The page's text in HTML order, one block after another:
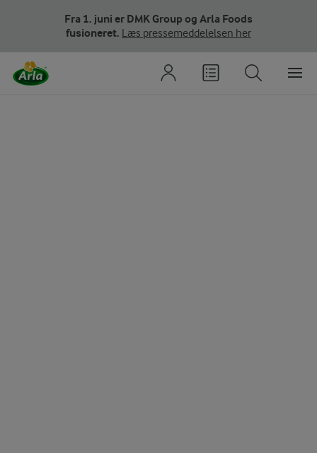
Fra 1. juni er DMK Group og Arla Foods
fusioneret. Læs pressemeddelelsen her